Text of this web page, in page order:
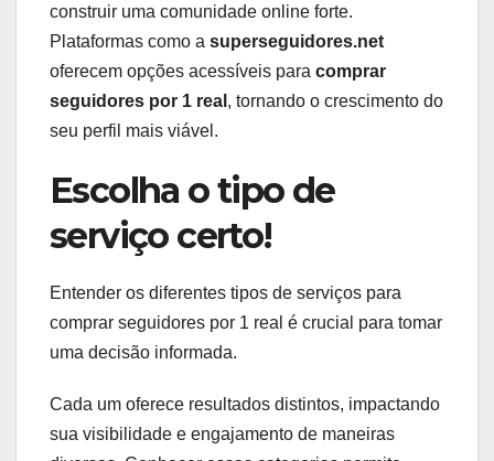
construir uma comunidade online forte.
Plataformas como a superseguidores.net
oferecem opções acessíveis para comprar
seguidores por 1 real , tornando o crescimento do
seu perfil mais viável.
Escolha o tipo de
serviço certo!
Entender os diferentes tipos de serviços para
comprar seguidores por 1 real é crucial para tomar
uma decisão informada.
Cada um oferece resultados distintos, impactando
sua visibilidade e engajamento de maneiras